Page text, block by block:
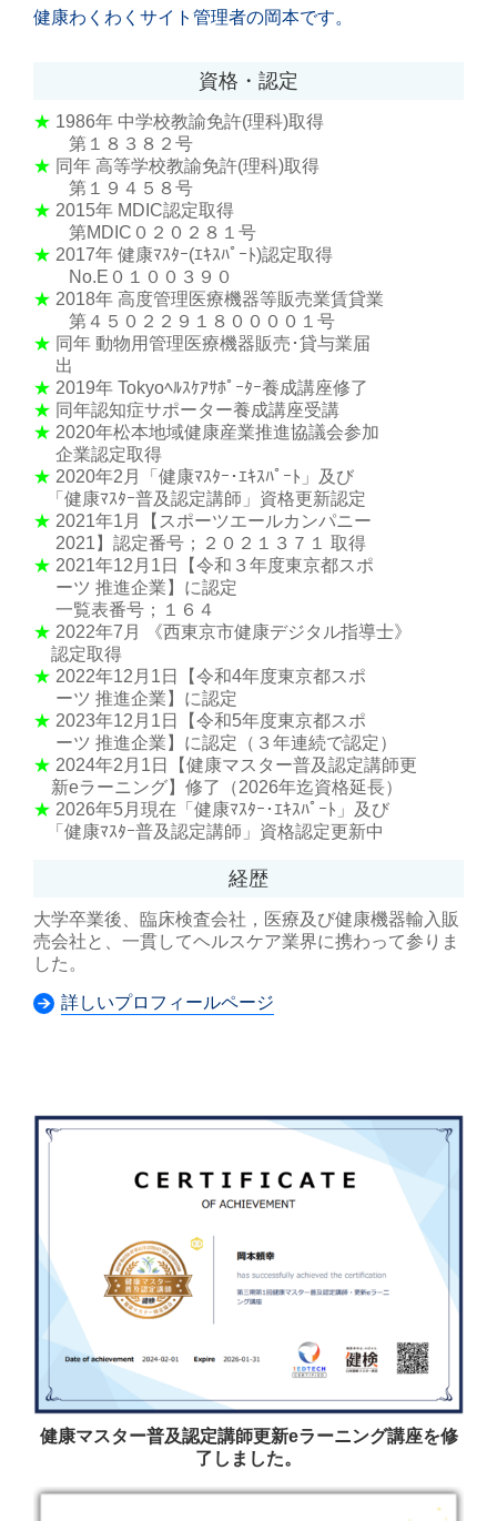
健康わくわくサイト管理者の岡本です。
資格・認定
★ 1986年 中学校教諭免許(理科)取得
第１８３８２号
★ 同年 高等学校教諭免許(理科)取得
第１９４５８号
★ 2015年 MDIC認定取得
第MDIC０２０２８１号
★ 2017年 健康ﾏｽﾀｰ(ｴｷｽﾊﾟｰﾄ)認定取得
No.E０１００３９０
★ 2018年 高度管理医療機器等販売業賃貸業
第４５０２２９１８００００１号
★ 同年 動物用管理医療機器販売･貸与業届
出
★ 2019年 Tokyoﾍﾙｽｹｱｻﾎﾟｰﾀｰ養成講座修了
★ 同年認知症サポーター養成講座受講
★ 2020年松本地域健康産業推進協議会参加
企業認定取得
★ 2020年2月「健康ﾏｽﾀｰ･ｴｷｽﾊﾟｰﾄ」及び
「健康ﾏｽﾀｰ普及認定講師」資格更新認定
★ 2021年1月【スポーツエールカンパニー
2021】認定番号；２０２１３７１ 取得
★ 2021年12月1日【令和３年度東京都スポ
ーツ 推進企業】に認定
一覧表番号；１６４
★ 2022年7月 《西東京市健康デジタル指導士》
認定取得
★ 2022年12月1日【令和4年度東京都スポ
ーツ 推進企業】に認定
★ 2023年12月1日【令和5年度東京都スポ
ーツ 推進企業】に認定（３年連続で認定）
★ 2024年2月1日【健康マスター普及認定講師更
新eラーニング】修了（2026年迄資格延長）
★ 2026年5月現在「健康ﾏｽﾀｰ･ｴｷｽﾊﾟｰﾄ」及び
「健康ﾏｽﾀｰ普及認定講師」資格認定更新中
経歴
大学卒業後、臨床検査会社，医療及び健康機器輸入販
売会社と、一貫してヘルスケア業界に携わって参りま
した。
詳しいプロフィールページ
健康マスター普及認定講師更新eラーニング講座を修
了しました。